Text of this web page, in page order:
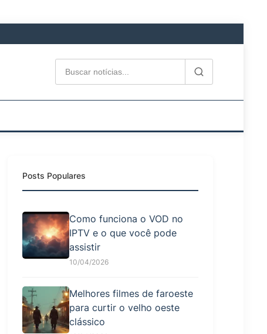
Posts Populares
Como funciona o VOD no
IPTV e o que você pode
assistir
10/04/2026
Melhores filmes de faroeste
para curtir o velho oeste
clássico